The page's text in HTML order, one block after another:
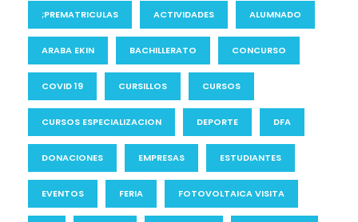
;PREMATRICULAS ACTIVIDADES ALUMNADO
ARABA EKIN BACHILLERATO CONCURSO
COVID 19 CURSILLOS CURSOS
CURSOS ESPECIALIZACION DEPORTE DFA
DONACIONES EMPRESAS ESTUDIANTES
EVENTOS FERIA FOTOVOLTAICA VISITA